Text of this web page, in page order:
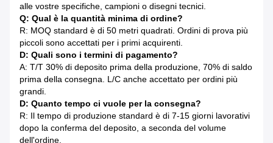
alle vostre specifiche, campioni o disegni tecnici.
Q: Qual è la quantità minima di ordine?
R: MOQ standard è di 50 metri quadrati. Ordini di prova più
piccoli sono accettati per i primi acquirenti.
D: Quali sono i termini di pagamento?
A: T/T 30% di deposito prima della produzione, 70% di saldo
prima della consegna. L/C anche accettato per ordini più
grandi.
D: Quanto tempo ci vuole per la consegna?
R: Il tempo di produzione standard è di 7-15 giorni lavorativi
dopo la conferma del deposito, a seconda del volume
dell'ordine.